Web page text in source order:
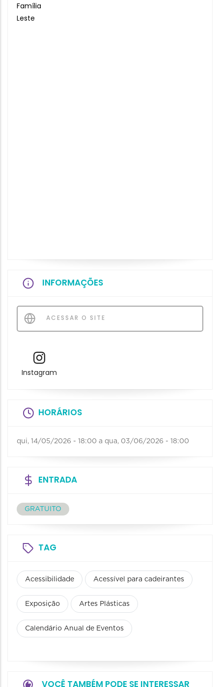
Família
Leste
INFORMAÇÕES
ACESSAR O SITE
Instagram
HORÁRIOS
qui, 14/05/2026 - 18:00 a qua, 03/06/2026 - 18:00
ENTRADA
GRATUITO
TAG
Acessibilidade Acessível para cadeirantes
Exposição Artes Plásticas
Calendário Anual de Eventos
VOCÊ TAMBÉM PODE SE INTERESSAR